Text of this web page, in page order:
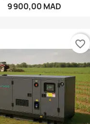
9 900,00 MAD
favorite_border